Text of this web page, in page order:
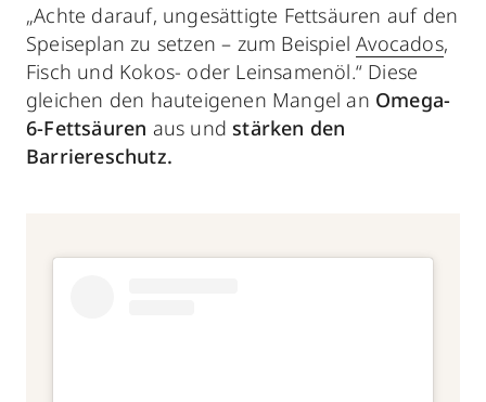
„Achte darauf, ungesättigte Fettsäuren auf den
Speiseplan zu setzen – zum BeispielAvocados,
Fisch und Kokos- oder Leinsamenöl.“ Diese
gleichen den hauteigenen Mangel an Omega-
6-Fettsäuren aus und stärken den
Barriereschutz.